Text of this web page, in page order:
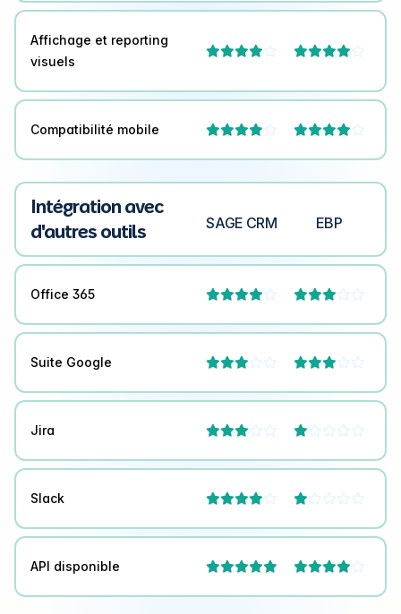
Affichage et reporting
visuels
 
Compatibilité mobile  
Intégration avec
d'autres outils
SAGE CRM EBP
Office 365  
Suite Google  
Jira  
Slack  
API disponible  